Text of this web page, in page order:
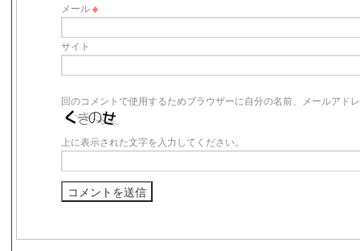
メール※
サイト
回のコメントで使用するためブラウザーに自分の名前、メールアド
上に表示された文字を入力してください。